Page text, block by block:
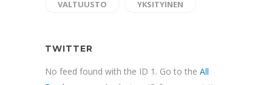
VALTUUSTO YKSITYINEN
TWITTER
No feed found with the ID 1. Go to the All